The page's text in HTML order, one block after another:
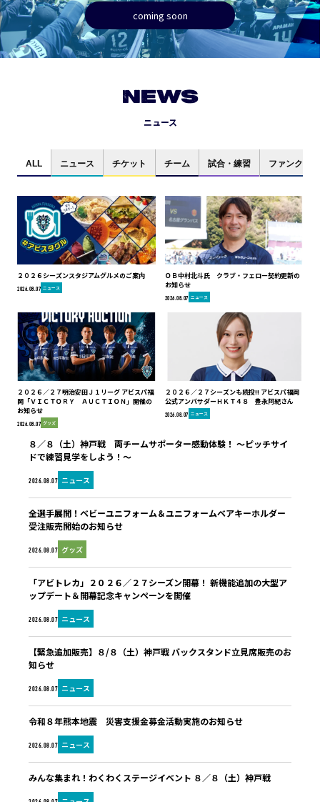
coming soon
NEWS
ニュース
ALL ニュース チケット チーム 試合・練習 ファンクラブ
２０２６シーズンスタジアムグルメのご案内
2026.08.07 ニュース
ＯＢ中村北斗氏 クラブ・フェロー契約更新の
お知らせ
2026.08.07 ニュース
２０２６／２７明治安田Ｊ１リーグ アビスパ福
岡「ＶＩＣＴＯＲＹ ＡＵＣＴＩＯＮ」開催の
お知らせ
2026.08.07 グッズ
２０２６／２７シーズンも続投!! アビスパ福岡
公式アンバサダーＨＫＴ４８ 豊永阿紀さん
2026.08.07 ニュース
2026.08.07 ニュース
８／８（土）神戸戦 両チームサポーター感動体験！ ～ピッチサイ
ドで練習見学をしよう！～
2026.08.07 グッズ
全選手展開！ベビーユニフォーム＆ユニフォームベアキーホルダー
受注販売開始のお知らせ
2026.08.07 ニュース
「アビトレカ」２０２６／２７シーズン開幕！ 新機能追加の大型ア
ップデート＆開幕記念キャンペーンを開催
2026.08.07 ニュース
【緊急追加販売】８/８（土）神戸戦 バックスタンド立見席販売のお
知らせ
2026.08.07 ニュース
令和８年熊本地震 災害支援金募金活動実施のお知らせ
みんな集まれ！わくわくステージイベント ８／８（土）神戸戦